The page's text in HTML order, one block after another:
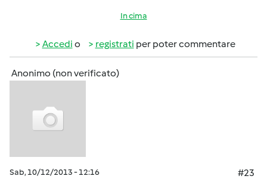
In cima
Accedi o registrati per poter commentare
Anonimo (non verificato)
Sab, 10/12/2013 - 12:16
#23